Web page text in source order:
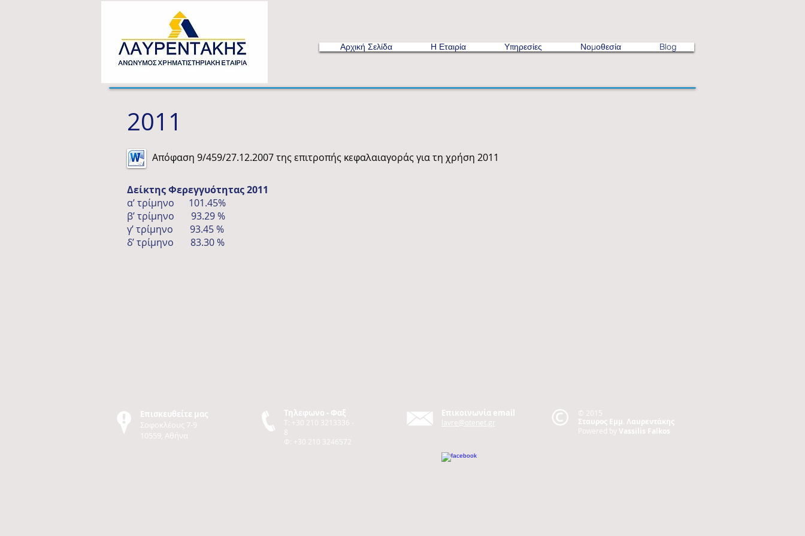
Αρχική Σελίδα Η Εταιρία Υπηρεσίες Νομοθεσία Blog
2011
Δείκτης Φερεγγυότητας 2011
α’ τρίμηνο 101.45%
β’ τρίμηνο 93.29 %
γ’ τρίμηνο 93.45 %
δ’ τρίμηνο 83.30 %
Απόφαση 9/459/27.12.2007 της επιτροπής κεφαλαιαγοράς για τη χρήση 2011
Επισκευθείτε μας
Σοφοκλέους 7-9
10559, Αθήνα
Τηλεφωνο - Φαξ
T: +30 210 3213336 -
8
Φ: +30 210 3246572
Επικοινωνία email
lavre@otenet.gr
© 2015
Σταυρος Εμμ. Λαυρεντάκης
Powered by Vassilis Falkos